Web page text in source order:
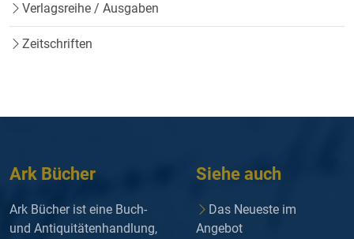
Verlagsreihe / Ausgaben
Zeitschriften
Ark Bücher
Ark Bücher ist eine Buch-
und Antiquitätenhandlung,
Siehe auch
Das Neueste im
Angebot